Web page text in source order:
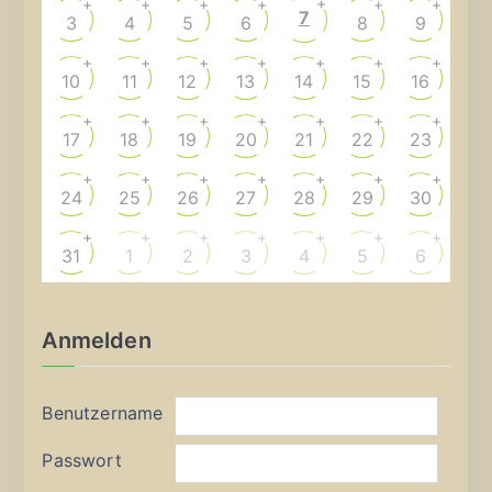
3
+
4
+
5
+
6
+
7 8
+
9
+
10
+
11
+
12
+
13
+
14
+
15
+
16
+
17
+
18
+
19
+
20
+
21
+
22
+
23
+
24
+
25
+
26
+
27
+
28
+
29
+
30
+
31
+
1
+
2
+
3
+
4
+
5
+
6
+
Anmelden
Benutzername
Passwort